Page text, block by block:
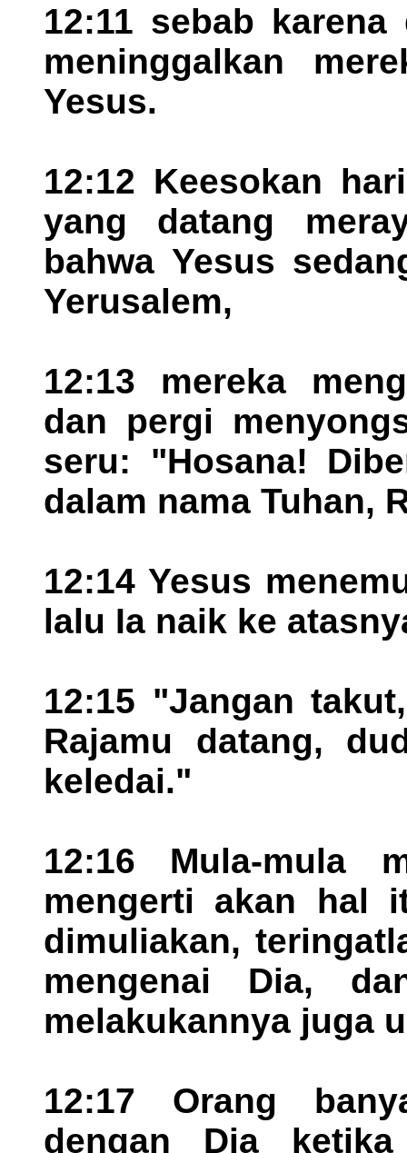
12:11 sebab
meninggalkan
Yesus.
12:12 Keesokan
yang datang
bahwa Yesus
Yerusalem,
12:13 mereka
dan pergi
seru: "Hosana!
dalam nama Tuhan,
12:14 Yesus
lalu Ia naik ke
12:15 "Jangan
Rajamu datang,
keledai."
12:16 Mula-mula
mengerti akan hal
dimuliakan,
mengenai Dia,
melakukannya juga
12:17 Orang
dengan Dia